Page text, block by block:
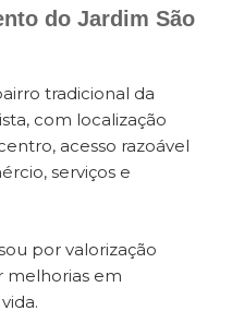
do Jardim São
tradicional da
com localização
acesso razoável
serviços e
por valorização
melhorias em